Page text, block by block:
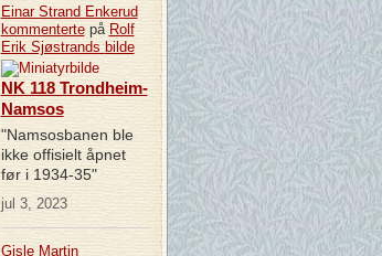
Einar Strand Enkerud
kommentertepå Rolf
Erik Sjøstrandsbilde
NK 118 Trondheim-
Namsos
"Namsosbanen ble
ikke offisielt åpnet
før i 1934-35"
jul 3, 2023
Gisle Martin